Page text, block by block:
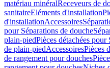
matériau minéralReceveurs de
sanitaireEléments d'installation
d'installationAccessoires
pour Séparations de douche
plain-piedPièces détachées
de plain-piedAccessoiresPièces
de rangement pour douches